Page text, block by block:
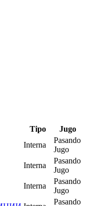
Tipo
Jugo
Interna
Pasando
Jugo
Interna
Pasando
Jugo
Interna
Pasando
Jugo
Pasando